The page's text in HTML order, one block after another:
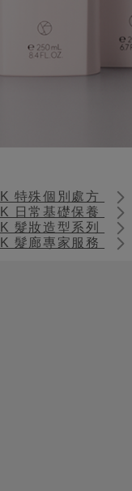
特殊個別處方
日常基礎保養
髮妝造型系列
髮廊專家服務